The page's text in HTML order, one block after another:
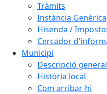
Tràmits
Instància Genèrica
Hisenda /
Cercador
Municipi
Descripció general
Història local
Com arribar-hi